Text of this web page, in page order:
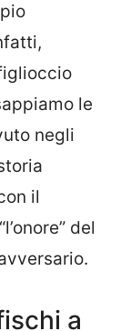
le
negli
il
del
a